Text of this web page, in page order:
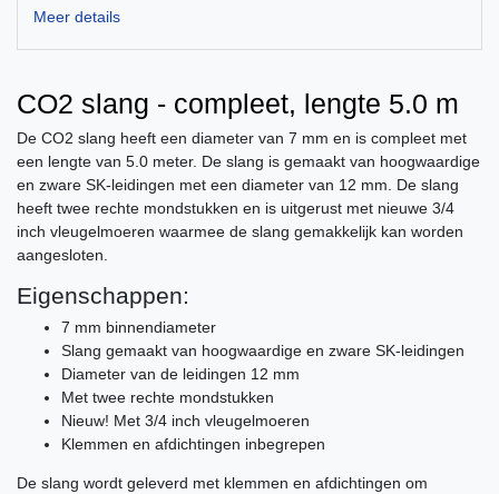
Meer details
CO2 slang - compleet, lengte 5.0 m
De CO2 slang heeft een diameter van 7 mm en is compleet met
een lengte van 5.0 meter. De slang is gemaakt van hoogwaardige
en zware SK-leidingen met een diameter van 12 mm. De slang
heeft twee rechte mondstukken en is uitgerust met nieuwe 3/4
inch vleugelmoeren waarmee de slang gemakkelijk kan worden
aangesloten.
Eigenschappen:
7 mm binnendiameter
Slang gemaakt van hoogwaardige en zware SK-leidingen
Diameter van de leidingen 12 mm
Met twee rechte mondstukken
Nieuw! Met 3/4 inch vleugelmoeren
Klemmen en afdichtingen inbegrepen
De slang wordt geleverd met klemmen en afdichtingen om